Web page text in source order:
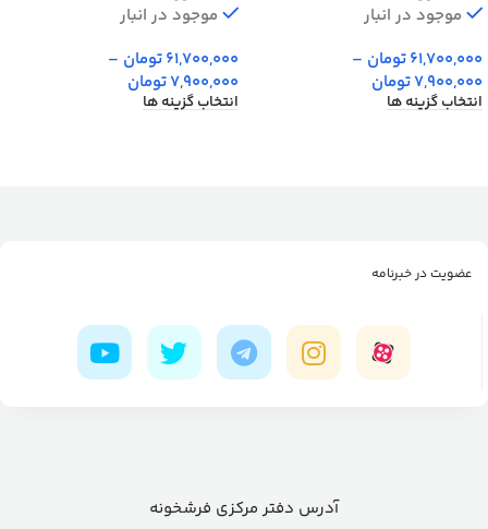
موجود در انبار
61,700,000تومان –
7,900,000تومان
انتخاب گزینه ها
موجود در انبار
61,700,000تومان –
7,900,000تومان
انتخاب گزینه ها
عضویت در خبرنامه
آدرس دفتر مرکزی فرشخونه